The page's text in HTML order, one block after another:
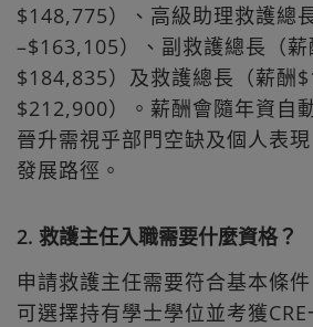
$148,775）、高級助理救護總
–$163,105）、副救護總長（
$184,835）及救護總長（薪酬
$212,900）。薪酬會隨年資自
晉升需視乎部門空缺及個人表
發展路徑。
2. 救護主任入職需要什麼資格？
申請救護主任需要符合基本條
可選擇持有學士學位並考獲